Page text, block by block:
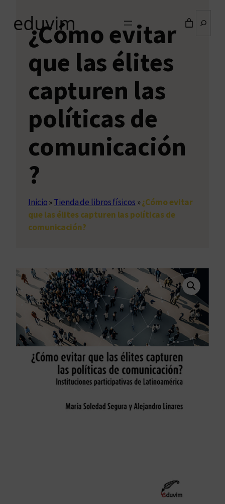
¿Cómo evitar
que las élites
capturen las
políticas de
comunicación
?
Inicio»Tienda de libros físicos »¿Cómo evitar
que las élites capturen las políticas de
comunicación?